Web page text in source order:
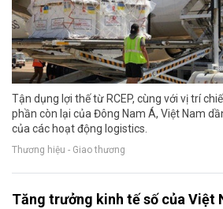
Tận dụng lợi thế từ RCEP, cùng với vị trí
phần còn lại của Đông Nam Á, Việt Nam
của các hoạt động logistics.
Thương hiệu - Giao thương
Tăng trưởng kinh tế số của Việt